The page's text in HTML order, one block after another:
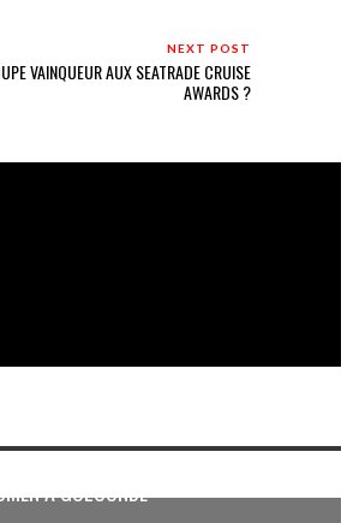
NEXT POST
VAINQUEUR AUX SEATRADE CRUISE
AWARDS ?
À GOLCONDE